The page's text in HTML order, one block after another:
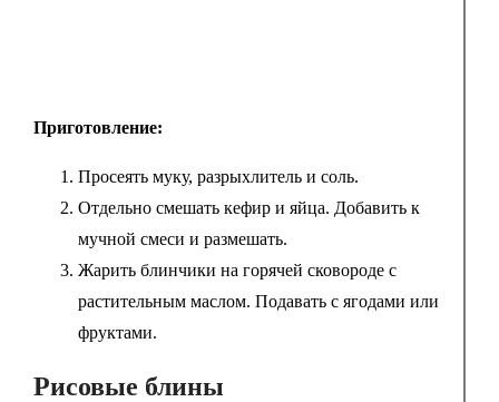
Приготовление:
Просеять муку, разрыхлитель и соль.
Отдельно смешать кефир и яйца. Добавить к
мучной смеси и размешать.
Жарить блинчики на горячей сковороде с
растительным маслом. Подавать с ягодами или
фруктами.
Рисовые блины